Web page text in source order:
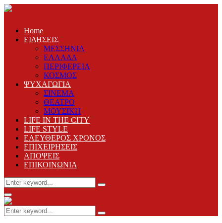
Home
ΕΙΔΗΣΕΙΣ
ΜΕΣΣΗΝΙΑ
ΕΛΛΑΔΑ
ΠΕΡΙΦΕΡΕΙΑ
ΚΟΣΜΟΣ
ΨΥΧΑΓΩΓΙΑ
ΣΙΝΕΜΑ
ΘΕΑΤΡΟ
ΜΟΥΣΙΚΗ
LIFE IN THE CITY
LIFE STYLE
ΕΛΕΥΘΕΡΟΣ ΧΡΟΝΟΣ
ΕΠΙΧΕΙΡΗΣΕΙΣ
ΑΠΟΨΕΙΣ
ΕΠΙΚΟΙΝΩΝΙΑ
Search
for:
Search
Primary
Menu
Search
for:
Search